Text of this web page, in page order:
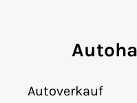
Autoverkauf